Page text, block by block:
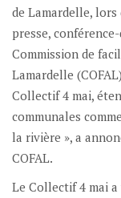
de Lamardelle, lors
presse,
Commission de
Lamardelle
Collectif 4 mai,
communales
la rivière », a
COFAL.
Le Collectif 4 mai